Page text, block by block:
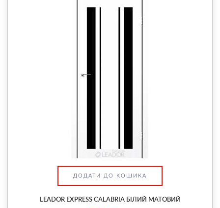
ДОДАТИ ДО КОШИКА
LEADOR EXPRESS CALABRIA БІЛИЙ МАТОВИЙ